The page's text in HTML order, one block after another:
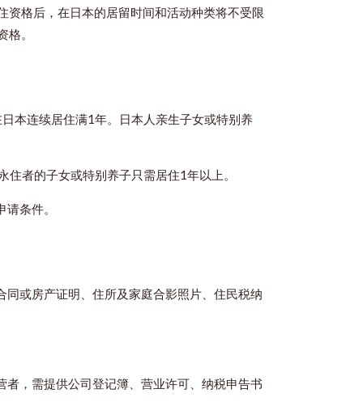
格后，在日本的居留时间和活动种类将不受限
。
本连续居住满1年。日本人亲生子女或特别养
者的子女或特别养子只需居住1年以上。
条件。
或房产证明、住所及家庭合影照片、住民税纳
，需提供公司登记簿、营业许可、纳税申告书